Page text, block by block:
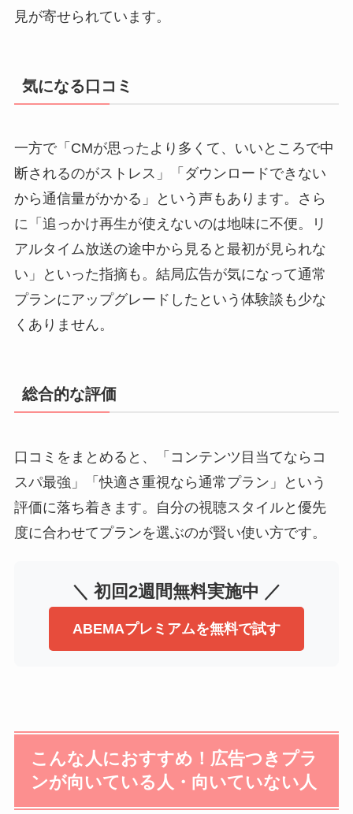
見が寄せられています。
気になる口コミ
一方で「CMが思ったより多くて、いいところで中
断されるのがストレス」「ダウンロードできない
から通信量がかかる」という声もあります。さら
に「追っかけ再生が使えないのは地味に不便。リ
アルタイム放送の途中から見ると最初が見られな
い」といった指摘も。結局広告が気になって通常
プランにアップグレードしたという体験談も少な
くありません。
総合的な評価
口コミをまとめると、「コンテンツ目当てならコ
スパ最強」「快適さ重視なら通常プラン」という
評価に落ち着きます。自分の視聴スタイルと優先
度に合わせてプランを選ぶのが賢い使い方です。
＼ 初回2週間無料実施中 ／
ABEMAプレミアムを無料で試す
こんな人におすすめ！広告つきプラ
ンが向いている人・向いていない人